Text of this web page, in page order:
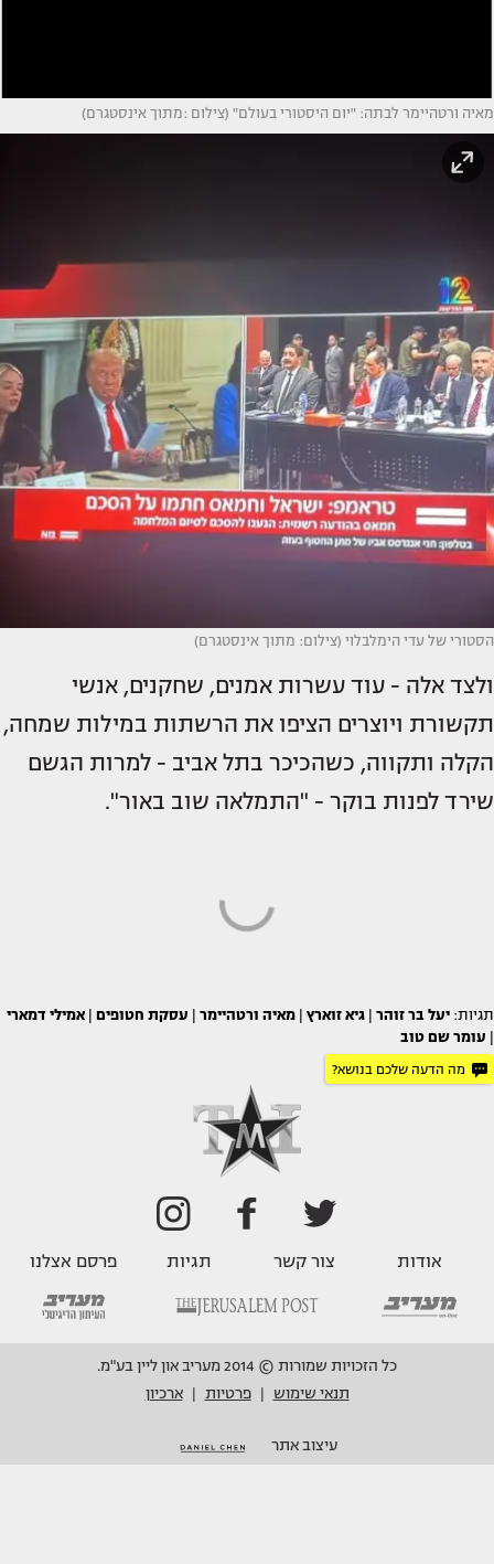
מאיה ורטהיימר לבתה: "יום היסטורי בעולם" (צילום :מתוך אינסטגרם)
הסטורי של עדי הימלבלוי (צילום: מתוך אינסטגרם)
ולצד אלה - עוד עשרות אמנים, שחקנים, אנשי
תקשורת ויוצרים הציפו את הרשתות במילות שמחה,
הקלה ותקווה, כשהכיכר בתל אביב - למרות הגשם
שירד לפנות בוקר - "התמלאה שוב באור".
תגיות: יעל בר זוהר גיא זוארץ מאיה ורטהיימר עסקת חטופים
אמילי דמארי
עומר שם טוב
מה הדעה שלכם בנושא?
אודות צור קשר תגיות פרסם אצלנו
כל הזכויות שמורות © 2014 מעריב און ליין בע"מ.
תנאי שימוש
פרטיות ארכיון
עיצוב אתר